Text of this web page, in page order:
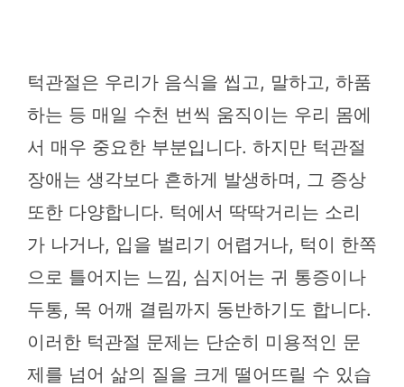
턱관절은 우리가 음식을 씹고, 말하고, 하품
하는 등 매일 수천 번씩 움직이는 우리 몸에
서 매우 중요한 부분입니다. 하지만 턱관절
장애는 생각보다 흔하게 발생하며, 그 증상
또한 다양합니다. 턱에서 딱딱거리는 소리
가 나거나, 입을 벌리기 어렵거나, 턱이 한쪽
으로 틀어지는 느낌, 심지어는 귀 통증이나
두통, 목 어깨 결림까지 동반하기도 합니다.
이러한 턱관절 문제는 단순히 미용적인 문
제를 넘어 삶의 질을 크게 떨어뜨릴 수 있습